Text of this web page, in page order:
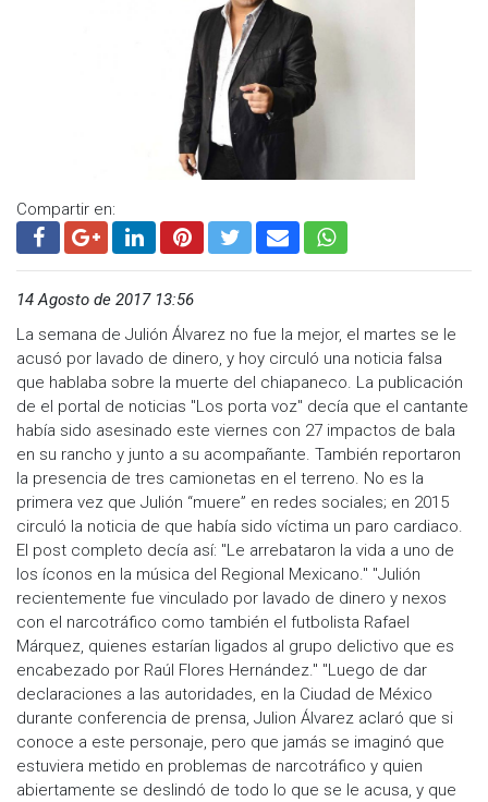
Compartir en:
14 Agosto de 2017 13:56
La semana de Julión Álvarez no fue la mejor, el martes se le
acusó por lavado de dinero, y hoy circuló una noticia falsa
que hablaba sobre la muerte del chiapaneco. La publicación
de el portal de noticias "Los porta voz" decía que el cantante
había sido asesinado este viernes con 27 impactos de bala
en su rancho y junto a su acompañante. También reportaron
la presencia de tres camionetas en el terreno. No es la
primera vez que Julión “muere” en redes sociales; en 2015
circuló la noticia de que había sido víctima un paro cardiaco.
El post completo decía así: "Le arrebataron la vida a uno de
los íconos en la música del Regional Mexicano." "Julión
recientemente fue vinculado por lavado de dinero y nexos
con el narcotráfico como también el futbolista Rafael
Márquez, quienes estarían ligados al grupo delictivo que es
encabezado por Raúl Flores Hernández." "Luego de dar
declaraciones a las autoridades, en la Ciudad de México
durante conferencia de prensa, Julion Álvarez aclaró que si
conoce a este personaje, pero que jamás se imaginó que
estuviera metido en problemas de narcotráfico y quien
abiertamente se deslindó de todo lo que se le acusa, y que